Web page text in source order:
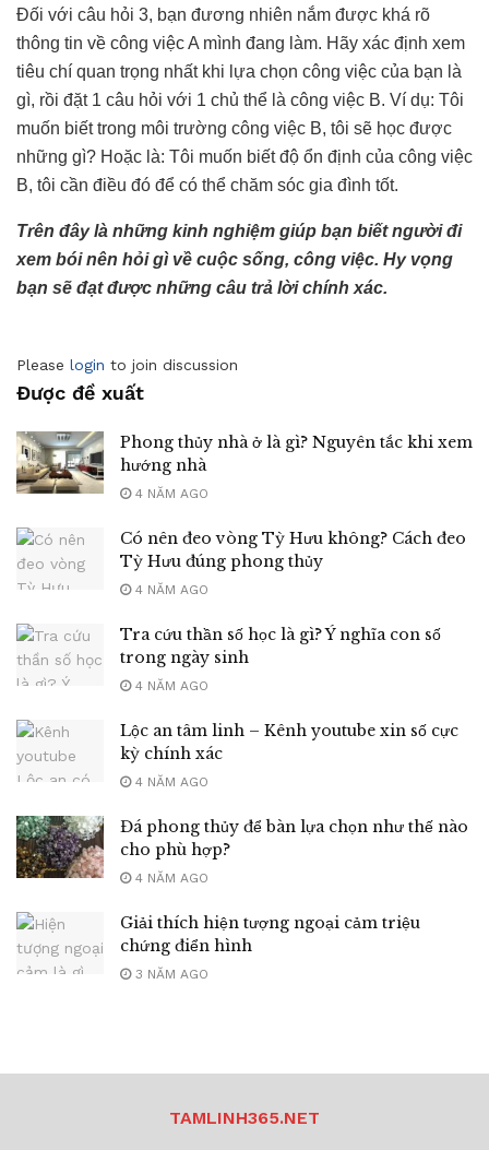
Đối với câu hỏi 3, bạn đương nhiên nắm được khá rõ
thông tin về công việc A mình đang làm. Hãy xác định xem
tiêu chí quan trọng nhất khi lựa chọn công việc của bạn là
gì, rồi đặt 1 câu hỏi với 1 chủ thể là công việc B. Ví dụ: Tôi
muốn biết trong môi trường công việc B, tôi sẽ học được
những gì? Hoặc là: Tôi muốn biết độ ổn định của công việc
B, tôi cần điều đó để có thể chăm sóc gia đình tốt.
Trên đây là những kinh nghiệm giúp bạn biết người đi
xem bói nên hỏi gì về cuộc sống, công việc. Hy vọng
bạn sẽ đạt được những câu trả lời chính xác.
Please login to join discussion
Được đề xuất
Phong thủy nhà ở là gì? Nguyên tắc khi xem
hướng nhà
4 NĂM AGO
Có nên đeo vòng Tỳ Hưu không? Cách đeo
Tỳ Hưu đúng phong thủy
4 NĂM AGO
Tra cứu thần số học là gì? Ý nghĩa con số
trong ngày sinh
4 NĂM AGO
Lộc an tâm linh – Kênh youtube xin số cực
kỳ chính xác
4 NĂM AGO
Đá phong thủy để bàn lựa chọn như thế nào
cho phù hợp?
4 NĂM AGO
Giải thích hiện tượng ngoại cảm triệu
chứng điển hình
3 NĂM AGO
TAMLINH365.NET